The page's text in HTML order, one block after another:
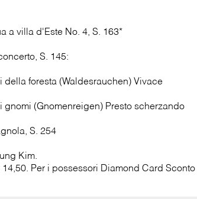
a villa d'Este No. 4, S. 163*
S. 145:
della foresta (Waldesrauchen) Vivace
gnomi (Gnomenreigen) Presto scherzando
S. 254
Kim.
14,50. Per i possessori Diamond Card